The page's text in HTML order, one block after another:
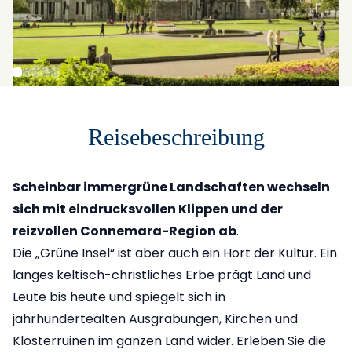
Reisebeschreibung
Scheinbar immergrüne Landschaften wechseln
sich mit eindrucksvollen Klippen und der
reizvollen Connemara-Region ab.
Die „Grüne Insel“ ist aber auch ein Hort der Kultur. Ein
langes keltisch-christliches Erbe prägt Land und
Leute bis heute und spiegelt sich in
jahrhundertealten Ausgrabungen, Kirchen und
Klosterruinen im ganzen Land wider. Erleben Sie die